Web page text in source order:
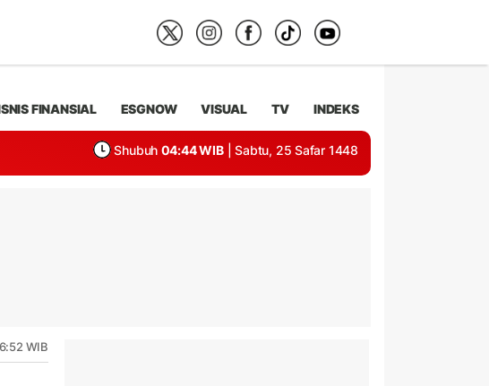
FINANSIAL ESGNOW VISUAL TV INDEKS
Shubuh 04:44 WIB | Sabtu, 25 Safar 1448
WIB